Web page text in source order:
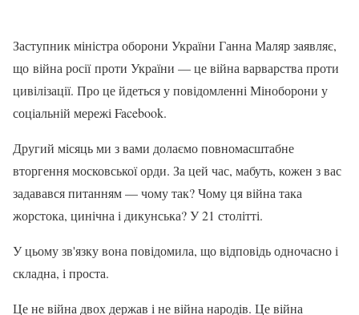
Заступник міністра оборони України Ганна Маляр заявляє,
що війна росії проти України — це війна варварства проти
цивілізації. Про це йдеться у повідомленні Міноборони у
соціальній мережі Facebook.
Другий місяць ми з вами долаємо повномасштабне
вторгення московської орди. За цей час, мабуть, кожен з вас
задавався питанням — чому так? Чому ця війна така
жорстока, цинічна і дикунська? У 21 столітті.
У цьому зв'язку вона повідомила, що відповідь одночасно і
складна, і проста.
Це не війна двох держав і не війна народів. Це війна